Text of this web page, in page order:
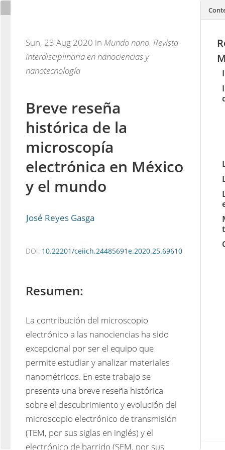
Sun, 23 Aug 2020 in Mundo nano. Revista
interdisciplinaria en nanociencias y
nanotecnología
Breve reseña
histórica de la
microscopía
electrónica en México
y el mundo
José Reyes Gasga
DOI: 10.22201/ceiich.24485691e.2020.25.69610
Resumen:
La contribución del microscopio
electrónico a las nanociencias ha sido
excepcional por ser el equipo que
permite estudiar y analizar materiales
nanométricos. En este trabajo se
presenta una breve reseña histórica
sobre el descubrimiento y evolución del
microscopio electrónico de transmisión
(TEM, por sus siglas en inglés) y el
electrónico de barrido (SEM, por sus